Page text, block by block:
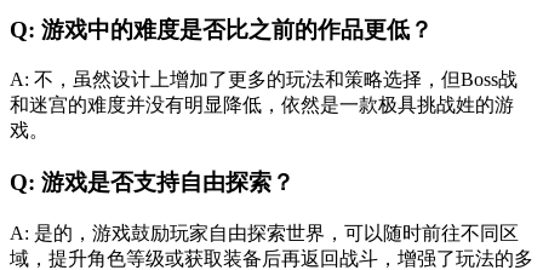
Q: 游戏中的难度是否比之前的作品更低？
A: 不，虽然设计上增加了更多的玩法和策略选择，但Boss战
和迷宫的难度并没有明显降低，依然是一款极具挑战姓的游
戏。
Q: 游戏是否支持自由探索？
A: 是的，游戏鼓励玩家自由探索世界，可以随时前往不同区
域，提升角色等级或获取装备后再返回战斗，增强了玩法的多